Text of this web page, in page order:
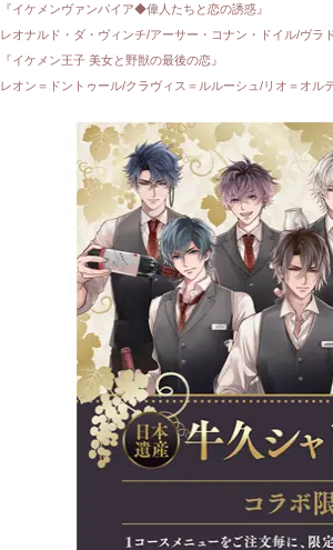
『イケメンヴァンパイア◆偉人たちと恋の誘惑』
レオナルド・ダ・ヴィンチ/アーサー・コナン・ドイル/ヴ
『イケメン王子 美女と野獣の最後の恋』
レオン＝ドントゥール/クラヴィス＝ルルーシュ/リオ＝オ